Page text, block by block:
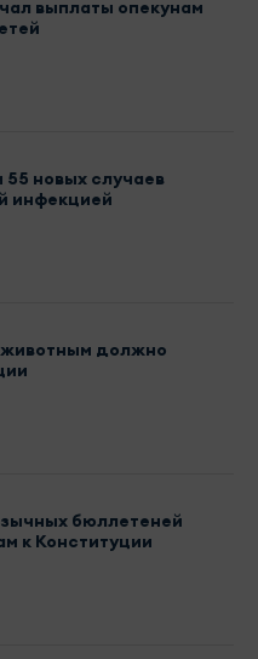
выплаты опекунам
55 новых случаев
инфекцией
животным должно
бюллетеней
к Конституции